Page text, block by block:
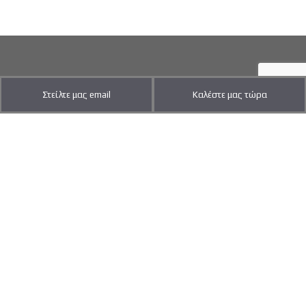
Στείλτε μας email Καλέστε μας τώρα